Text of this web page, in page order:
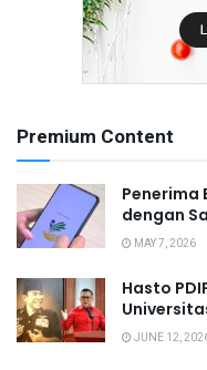
Premium Content
Penerima
dengan
MAY 7, 2026
Hasto
JUNE 12,